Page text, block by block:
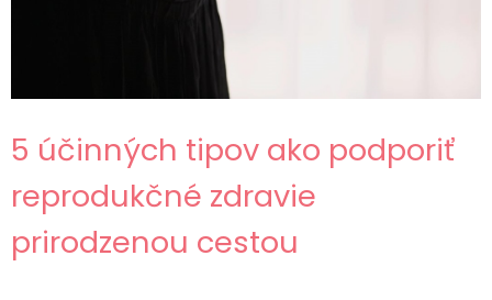
5 účinných tipov ako podporiť
reprodukčné zdravie
prirodzenou cestou